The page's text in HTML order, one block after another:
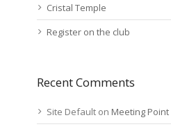
Cristal Temple
Register on the club
Recent Comments
Site Default on Meeting Point